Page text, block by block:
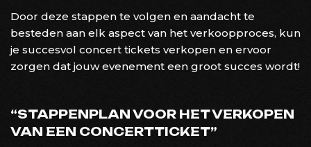
Door deze stappen te volgen en aandacht te
besteden aan elk aspect van het verkoopproces, kun
je succesvol concert tickets verkopen en ervoor
zorgen dat jouw evenement een groot succes wordt!
“STAPPENPLAN VOOR HET VERKOPEN
VAN EEN CONCERTTICKET”